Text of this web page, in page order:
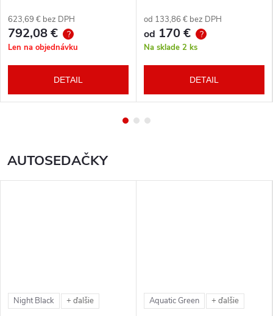
vlastného výberu + báza
623,69 € bez DPH
792,08 € ?
Len na objednávku
DETAIL
od 133,86 € bez DPH
od 170 € ?
Na sklade 2 ks
DETAIL
AUTOSEDAČKY
Night Black + ďalšie Aquatic Green + ďalšie